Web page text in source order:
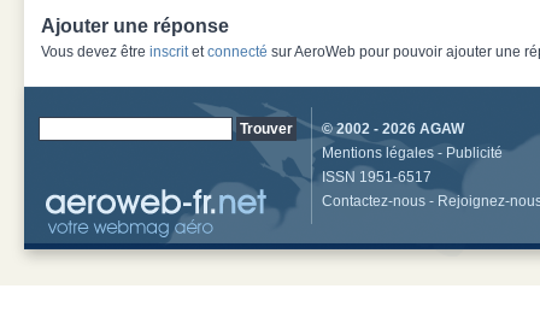
Ajouter une réponse
Vous devez être inscritetconnecté sur AeroWeb pour pouvoir ajouter une
© 2002 - 2026 AGAW
Mentions légales - Publicité
ISSN 1951-6517
Contactez-nous - Rejoignez-